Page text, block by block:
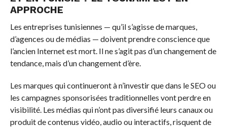
APPROCHE
Les entreprises tunisiennes — qu’il s’agisse de marques,
d’agences ou de médias — doivent prendre conscience que
l’ancien Internet est mort. Il ne s’agit pas d’un changement de
tendance, mais d’un changement d’ère.
Les marques qui continueront à n’investir que dans le SEO ou
les campagnes sponsorisées traditionnelles vont perdre en
visibilité. Les médias qui n’ont pas diversifié leurs canaux ou
produit de contenus vidéo, audio ou interactifs, risquent de